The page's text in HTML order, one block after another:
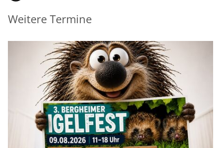
Weitere Termine